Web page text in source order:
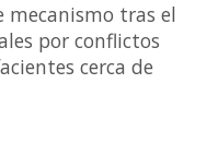
mecanismo tras el
por conflictos
cerca de